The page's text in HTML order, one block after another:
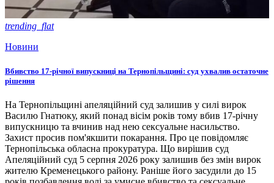
trending_flat
Новини
Вбивство 17-річної випускниці на Тернопільщині: суд ухвалив остаточне
рішення
На Тернопільщині апеляційний суд залишив у силі вирок
Василю Гнатюку, який понад вісім років тому вбив 17-річну
випускницю та вчинив над нею сексуальне насильство.
Захист просив пом'якшити покарання. Про це повідомляє
Тернопільська обласна прокуратура. Що вирішив суд
Апеляційний суд 5 серпня 2026 року залишив без змін вирок
жителю Кременецького району. Раніше його засудили до 15